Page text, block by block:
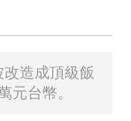
造成頂級飯
元台幣。